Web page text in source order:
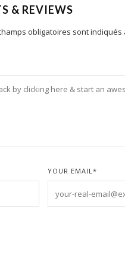
& REVIEWS
obligatoires sont indiqués
YOUR EMAIL*